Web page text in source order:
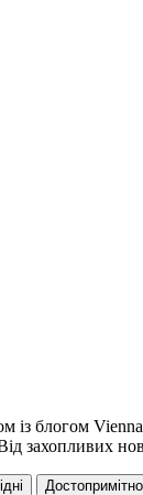
із блогом
захопливих